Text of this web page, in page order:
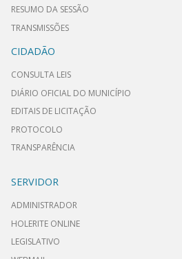
RESUMO DA SESSÃO
TRANSMISSÕES
CIDADÃO
CONSULTA LEIS
DIÁRIO OFICIAL DO MUNICÍPIO
EDITAIS DE LICITAÇÃO
PROTOCOLO
TRANSPARÊNCIA
SERVIDOR
ADMINISTRADOR
HOLERITE ONLINE
LEGISLATIVO